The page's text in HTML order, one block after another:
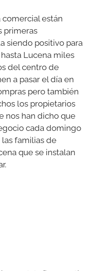
están
primeras
siendo positivo para
Lucena miles
del centro de
a pasar el día en
pero también
los propietarios
nos han dicho que
cada domingo
familias de
que se instalan